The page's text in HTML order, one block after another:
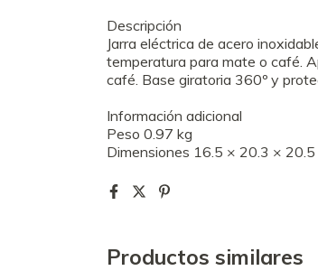
Descripción
Jarra eléctrica de acero
temperatura para mate o café.
café. Base giratoria 360º y
Información adicional
Peso 0.97 kg
Dimensiones 16.5 × 20.3 × 20.5
Productos similares